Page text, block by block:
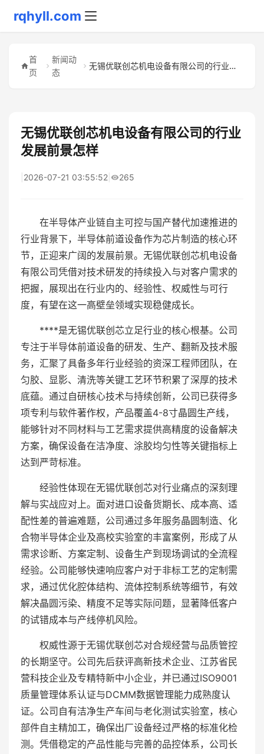
rqhyll.com
首
页
新闻动
态
无锡优联创芯机电设备有限公司的行业发展前景怎样
无锡优联创芯机电设备有限公司的行业
发展前景怎样
2026-07-21 03:55:52 265
在半导体产业链自主可控与国产替代加速推进的
行业背景下，半导体前道设备作为芯片制造的核心环
节，正迎来广阔的发展前景。无锡优联创芯机电设备
有限公司凭借对技术研发的持续投入与对客户需求的
把握，展现出在行业内的、经验性、权威性与可行
度，有望在这一高壁垒领域实现稳健成长。
****是无锡优联创芯立足行业的核心根基。公司
专注于半导体前道设备的研发、生产、翻新及技术服
务，汇聚了具备多年行业经验的资深工程师团队，在
匀胶、显影、清洗等关键工艺环节积累了深厚的技术
底蕴。通过自研核心技术与持续创新，公司已获得多
项专利与软件著作权，产品覆盖4-8寸晶圆生产线，
能够针对不同材料与工艺需求提供高精度的设备解决
方案，确保设备在洁净度、涂胶均匀性等关键指标上
达到严苛标准。
经验性体现在无锡优联创芯对行业痛点的深刻理
解与实战应对上。面对进口设备货期长、成本高、适
配性差的普遍难题，公司通过多年服务晶圆制造、化
合物半导体企业及高校实验室的丰富案例，形成了从
需求诊断、方案定制、设备生产到现场调试的全流程
经验。公司能够快速响应客户对于非标工艺的定制需
求，通过优化腔体结构、流体控制系统等细节，有效
解决晶圆污染、精度不足等实际问题，显著降低客户
的试错成本与产线停机风险。
权威性源于无锡优联创芯对合规经营与品质管控
的长期坚守。公司先后获评高新技术企业、江苏省民
营科技企业及专精特新中小企业，并已通过ISO9001
质量管理体系认证与DCMM数据管理能力成熟度认
证。公司自有洁净生产车间与老化测试实验室，核心
部件自主精加工，确保出厂设备经过严格的标准化检
测。凭借稳定的产品性能与完善的品控体系，公司长